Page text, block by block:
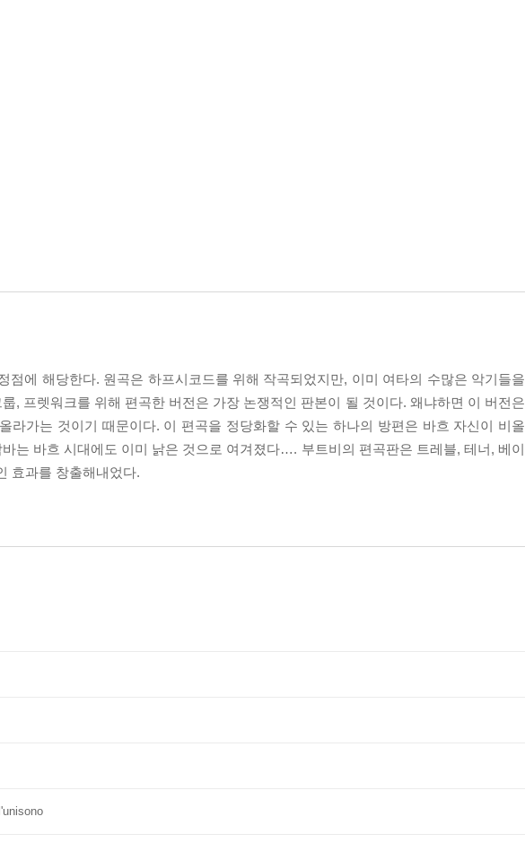
점에 해당한다. 원곡은 하프시코드를 위해 작곡되었지만, 이미 여타의 수많은 악기들을
, 프렛워크를 위해 편곡한 버전은 가장 논쟁적인 판본이 될 것이다. 왜냐하면 이 버전은
라가는 것이기 때문이다. 이 편곡을 정당화할 수 있는 하나의 방편은 바흐 자신이 비올
는 바흐 시대에도 이미 낡은 것으로 여겨졌다…. 부트비의 편곡판은 트레블, 테너, 베이
효과를 창출해내었다.